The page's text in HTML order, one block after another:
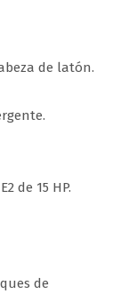
de latón.
de 15 HP.
de